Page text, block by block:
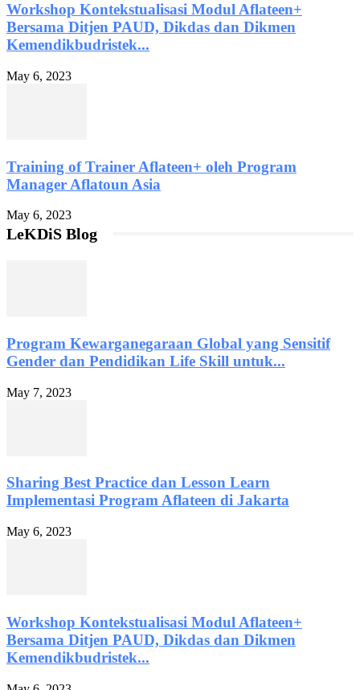
a
fast
delivery
swiss
wholesale
the
china
wholesale
watches
completes
Workshop Kontekstualisasi Modul Aflateen+
Bersama Ditjen PAUD, Dikdas dan Dikmen
Kemendikbudristek...
May 6, 2023
Training of Trainer Aflateen+ oleh Program
Manager Aflatoun Asia
May 6, 2023
LeKDiS Blog
Program Kewarganegaraan Global yang Sensitif
Gender dan Pendidikan Life Skill untuk...
May 7, 2023
Sharing Best Practice dan Lesson Learn
Implementasi Program Aflateen di Jakarta
May 6, 2023
Workshop Kontekstualisasi Modul Aflateen+
Bersama Ditjen PAUD, Dikdas dan Dikmen
Kemendikbudristek...